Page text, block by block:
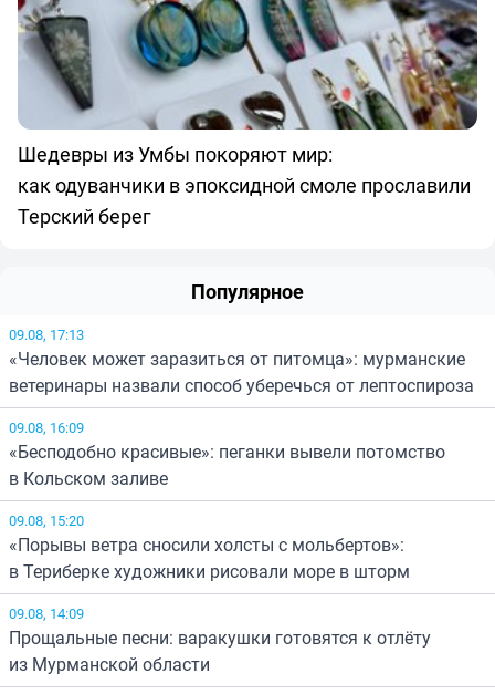
Шедевры из Умбы покоряют мир:
как одуванчики в эпоксидной смоле прославили
Терский берег
Популярное
09.08, 17:13
«Человек может заразиться от питомца»: мурманские
ветеринары назвали способ уберечься от лептоспироза
09.08, 16:09
«Бесподобно красивые»: пеганки вывели потомство
в Кольском заливе
09.08, 15:20
«Порывы ветра сносили холсты с мольбертов»:
в Териберке художники рисовали море в шторм
09.08, 14:09
Прощальные песни: варакушки готовятся к отлёту
из Мурманской области